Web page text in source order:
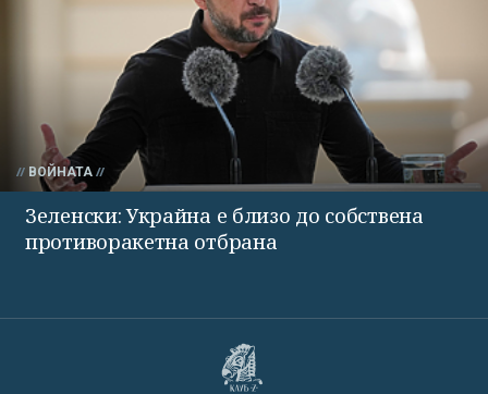
ВОЙНАТА
Зеленски: Украйна е близо до собствена
противоракетна отбрана